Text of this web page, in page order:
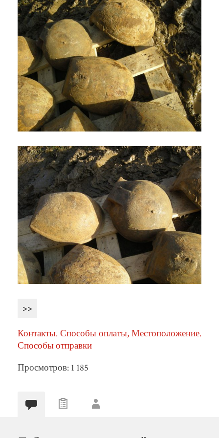
>>
Контакты. Способы оплаты, Местоположение.
Способы отправки
Просмотров: 1 185